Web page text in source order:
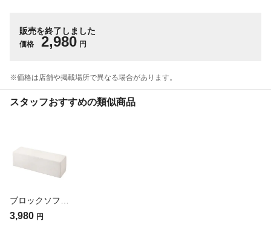
販売を終了しました
価格 2,980 円
※価格は​店舗や​掲載場所で​異なる​場合が​あります。
スタッフおすすめの類似商品
3,980 円